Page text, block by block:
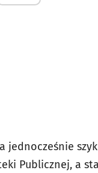
Publicznej, a